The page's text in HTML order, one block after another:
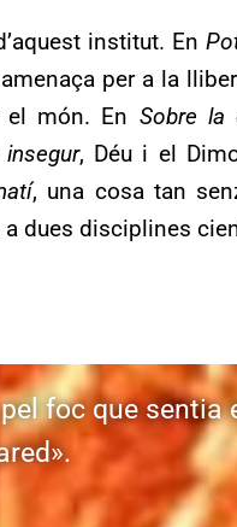
institut. En
per a la
el món. En Sobre la
, Déu i el
, una cosa tan
a dues disciplines
foc que sentia